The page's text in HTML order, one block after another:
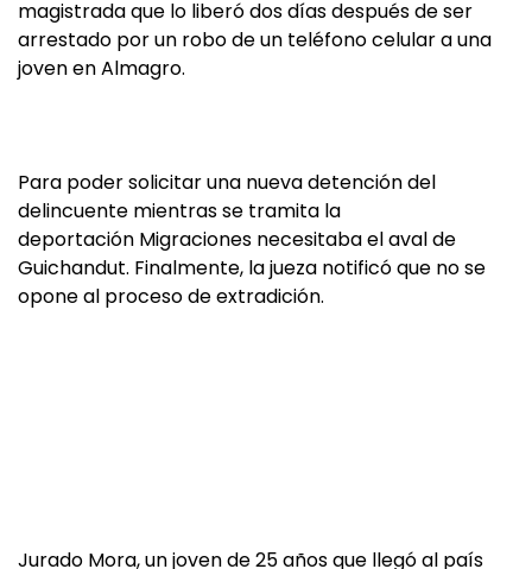
magistrada que lo liberó dos días después de ser
arrestado por un robo de un teléfono celular a una
joven en Almagro.
Para poder solicitar una nueva detención del
delincuente mientras se tramita la
deportación Migraciones necesitaba el aval de
Guichandut. Finalmente, la jueza notificó que no se
opone al proceso de extradición.
Jurado Mora, un joven de 25 años que llegó al país